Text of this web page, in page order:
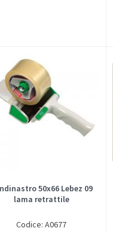
50x66 Lebez 09
lama retrattile
Codice: A0677